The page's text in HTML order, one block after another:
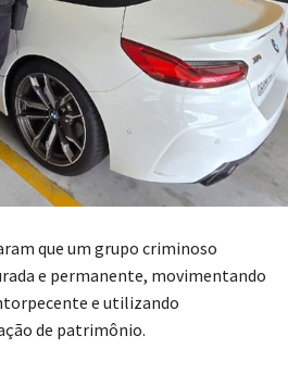
que um grupo criminoso
e permanente, movimentando
e utilizando
de patrimônio.